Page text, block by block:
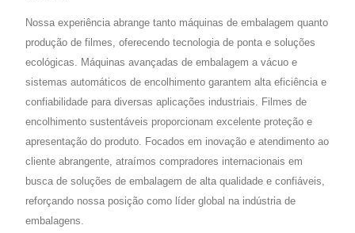
Nossa experiência abrange tanto máquinas de embalagem quanto
produção de filmes, oferecendo tecnologia de ponta e soluções
ecológicas. Máquinas avançadas de embalagem a vácuo e
sistemas automáticos de encolhimento garantem alta eficiência e
confiabilidade para diversas aplicações industriais. Filmes de
encolhimento sustentáveis proporcionam excelente proteção e
apresentação do produto. Focados em inovação e atendimento ao
cliente abrangente, atraímos compradores internacionais em
busca de soluções de embalagem de alta qualidade e confiáveis,
reforçando nossa posição como líder global na indústria de
embalagens.